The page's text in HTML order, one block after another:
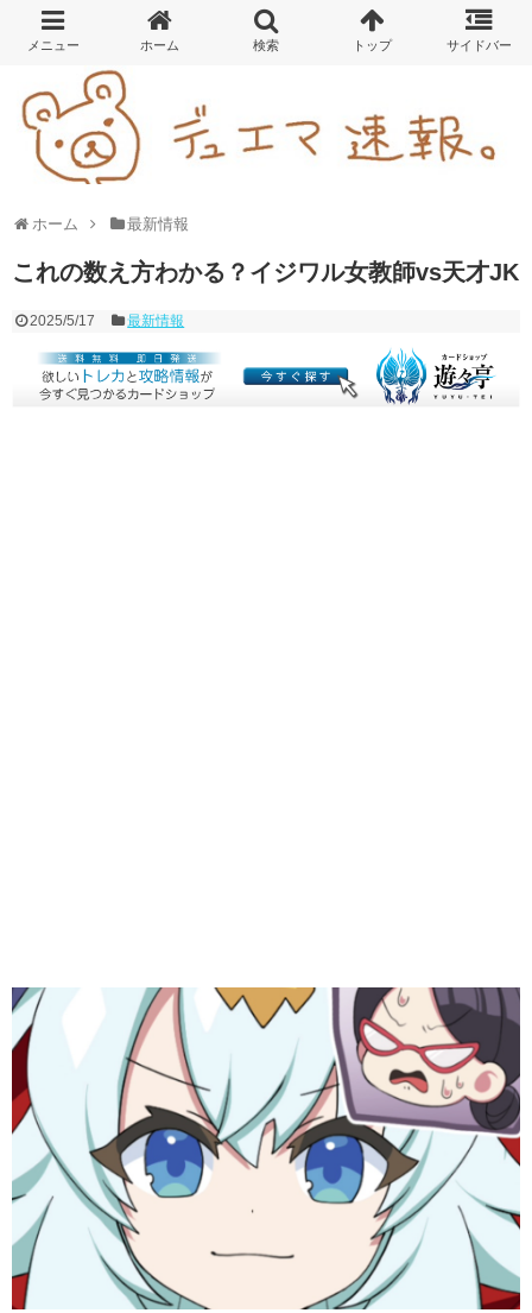
ホーム 最新情報
これの数え方わかる？イジワル女教師vs天才JK
2025/5/17 最新情報